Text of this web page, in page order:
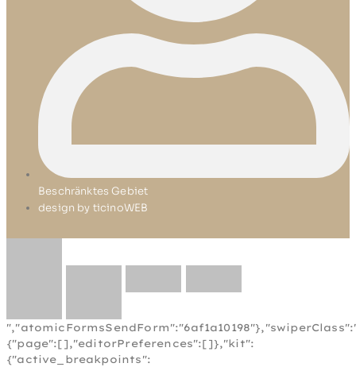
Beschränktes Gebiet
design by ticinoWEB
{"page":[],"editorPreferences":[]},"kit":
{"active_breakpoints":